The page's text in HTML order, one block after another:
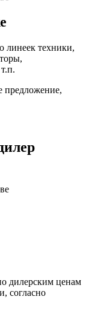
линеек техники,
предложение,
дилерским ценам
согласно